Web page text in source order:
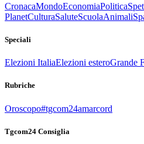
CronacaMondoEconomiaPolitica
PlanetCulturaSaluteScuolaAnimali
Speciali
Elezioni ItaliaElezioni esteroGrande
Rubriche
Oroscopo#tgcom24amarcord
Tgcom24 Consiglia